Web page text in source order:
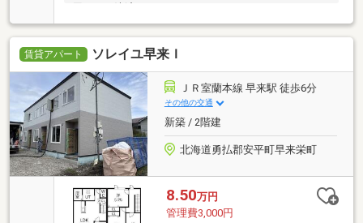
賃貸アパート ソレイユ早来Ｉ
ＪＲ室蘭本線 早来駅 徒歩6分
その他の交通
新築 / 2階建
北海道勇払郡安平町早来栄町
8.50万円
管理費3,000円